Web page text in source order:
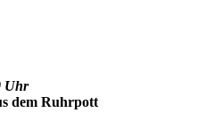
Uhr
dem Ruhrpott